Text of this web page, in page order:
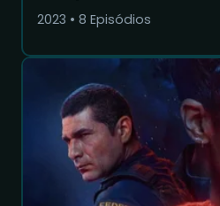
2023 • 8 Episódios